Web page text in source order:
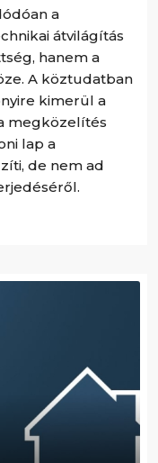
a
átvilágítás
hanem a
A köztudatban
kimerül a
megközelítés
lap a
de nem ad